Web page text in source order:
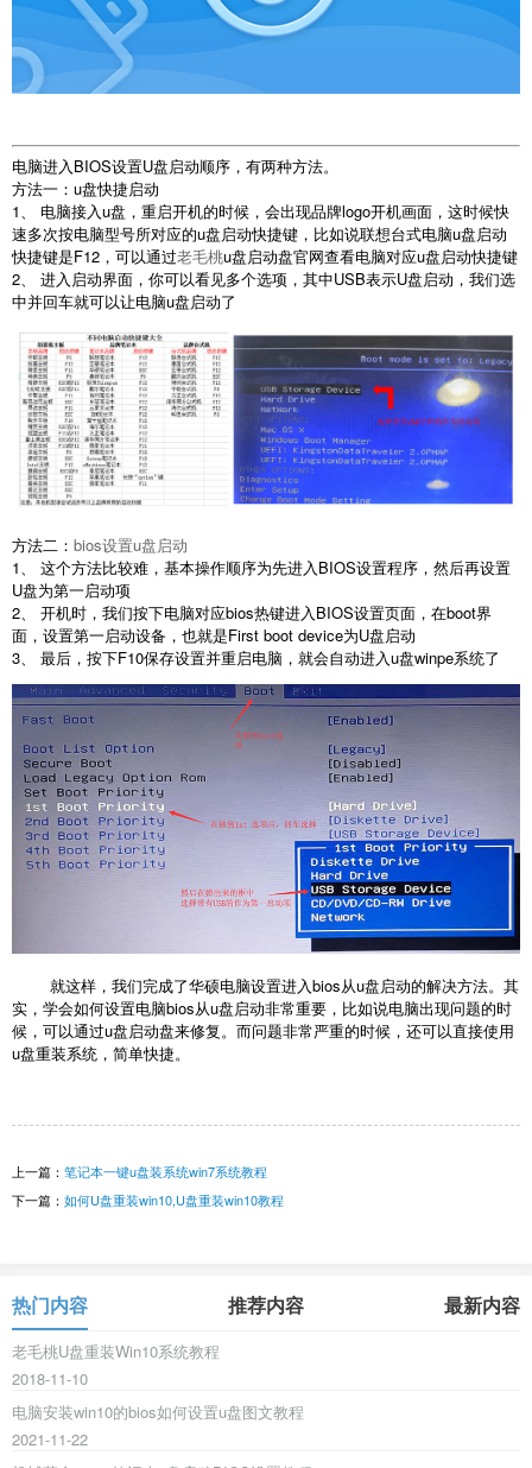
电脑进入BIOS设置U盘启动顺序，有两种方法。
方法一：u盘快捷启动
1、 电脑接入u盘，重启开机的时候，会出现品牌logo开机画面，这时候快
速多次按电脑型号所对应的u盘启动快捷键，比如说联想台式电脑u盘启动
快捷键是F12，可以通过老毛桃u盘启动盘官网查看电脑对应u盘启动快捷键
2、 进入启动界面，你可以看见多个选项，其中USB表示U盘启动，我们选
中并回车就可以让电脑u盘启动了
方法二： bios设置u盘启动
1、 这个方法比较难，基本操作顺序为先进入BIOS设置程序，然后再设置
U盘为第一启动项
2、 开机时，我们按下电脑对应bios热键进入BIOS设置页面，在boot界
面，设置第一启动设备，也就是First boot device为U盘启动
3、 最后，按下F10保存设置并重启电脑，就会自动进入u盘winpe系统了
就这样，我们完成了华硕电脑设置进入bios从u盘启动的解决方法。其
实，学会如何设置电脑bios从u盘启动非常重要，比如说电脑出现问题的时
候，可以通过u盘启动盘来修复。而问题非常严重的时候，还可以直接使用
u盘重装系统，简单快捷。
上一篇： 笔记本一键u盘装系统win7系统教程
下一篇： 如何U盘重装win10,U盘重装win10教程
热门内容 推荐内容 最新内容
老毛桃U盘重装Win10系统教程
2018-11-10
电脑安装win10的bios如何设置u盘图文教程
2021-11-22